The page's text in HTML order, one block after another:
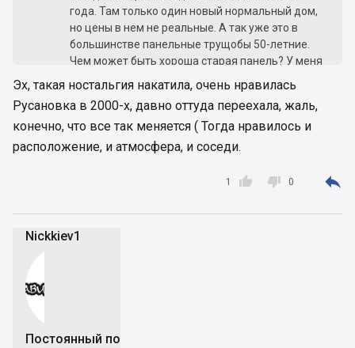
года. Там только один новый нормальный дом,
но цены в нем не реальные. А так уже это в
большинстве панельные трущобы 50-летние.
Чем может быть хороша старая панель? У меня
вывалили несущие стены, и у меня тоже
треснула несущая стена в одной комнате. У
меня там все мои одноклассники выехали....
Очень много проблемных соседей алкашей, на
центральной алее. Остались одни
тоже меняться.....
Эх, такая ностальгия накатила, очень нравилась
Русановка в 2000-х, давно оттуда переехала, жаль,
конечно, что все так меняется ( Тогда нравилось и
расположение, и атмосфера, и соседи.

1  0 
Nickkiev1
Постоянный пользователь